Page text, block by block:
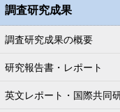
調査研究成果
調査研究成果の概要
研究報告書・レポート
英文レポート・国際共同